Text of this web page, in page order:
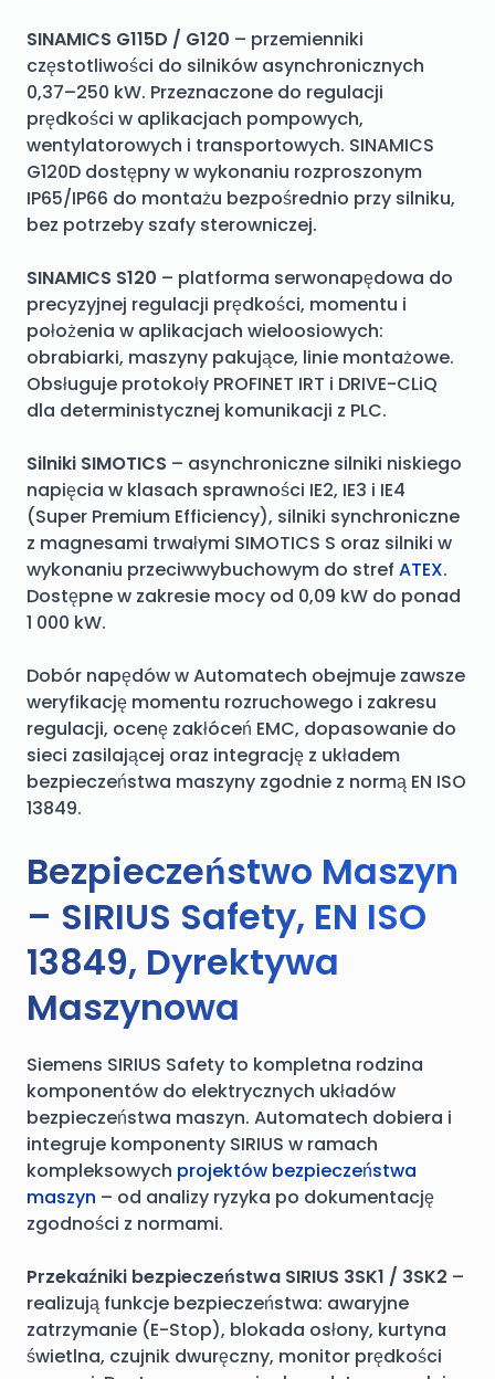
SINAMICS G115D / G120 – przemienniki
częstotliwości do silników asynchronicznych
0,37–250 kW. Przeznaczone do regulacji
prędkości w aplikacjach pompowych,
wentylatorowych i transportowych. SINAMICS
G120D dostępny w wykonaniu rozproszonym
IP65/IP66 do montażu bezpośrednio przy silniku,
bez potrzeby szafy sterowniczej.
SINAMICS S120 – platforma serwonapędowa do
precyzyjnej regulacji prędkości, momentu i
położenia w aplikacjach wieloosiowych:
obrabiarki, maszyny pakujące, linie montażowe.
Obsługuje protokoły PROFINET IRT i DRIVE-CLiQ
dla deterministycznej komunikacji z PLC.
Silniki SIMOTICS – asynchroniczne silniki niskiego
napięcia w klasach sprawności IE2, IE3 i IE4
(Super Premium Efficiency), silniki synchroniczne
z magnesami trwałymi SIMOTICS S oraz silniki w
wykonaniu przeciwwybuchowym do stref ATEX.
Dostępne w zakresie mocy od 0,09 kW do ponad
1 000 kW.
Dobór napędów w Automatech obejmuje zawsze
weryfikację momentu rozruchowego i zakresu
regulacji, ocenę zakłóceń EMC, dopasowanie do
sieci zasilającej oraz integrację z układem
bezpieczeństwa maszyny zgodnie z normą EN ISO
13849.
Bezpieczeństwo Maszyn
– SIRIUS Safety, EN ISO
13849, Dyrektywa
Maszynowa
Siemens SIRIUS Safety to kompletna rodzina
komponentów do elektrycznych układów
bezpieczeństwa maszyn. Automatech dobiera i
integruje komponenty SIRIUS w ramach
kompleksowych projektów bezpieczeństwa
maszyn – od analizy ryzyka po dokumentację
zgodności z normami.
Przekaźniki bezpieczeństwa SIRIUS 3SK1 / 3SK2 –
realizują funkcje bezpieczeństwa: awaryjne
zatrzymanie (E-Stop), blokada osłony, kurtyna
świetlna, czujnik dwuręczny, monitor prędkości